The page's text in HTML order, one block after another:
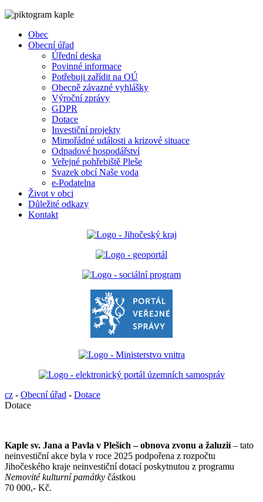
Obec
Obecní úřad
Úřední deska
Povinné informace
Potřebuji zařídit na OÚ
Obecně závazné vyhlášky
Výroční zprávy
GDPR
Dotace
Investiční projekty
Mimořádné události a krizové situace
Odpadové hospodářství
Veřejné pohřebiště Pleše
Svazek obcí Naše voda
e-Podatelna
Život v obci
Důležité odkazy
Kontakt
cz - Obecní úřad - Dotace
Dotace
Kaple sv. Jana a Pavla v Pleších – obnova zvonu a žaluzií– tato
neinvestiční akce byla v roce 2025 podpořena z rozpočtu
Jihočeského kraje neinvestiční dotací poskytnutou z programu
Nemovité kulturní památky částkou
70 000,- Kč.